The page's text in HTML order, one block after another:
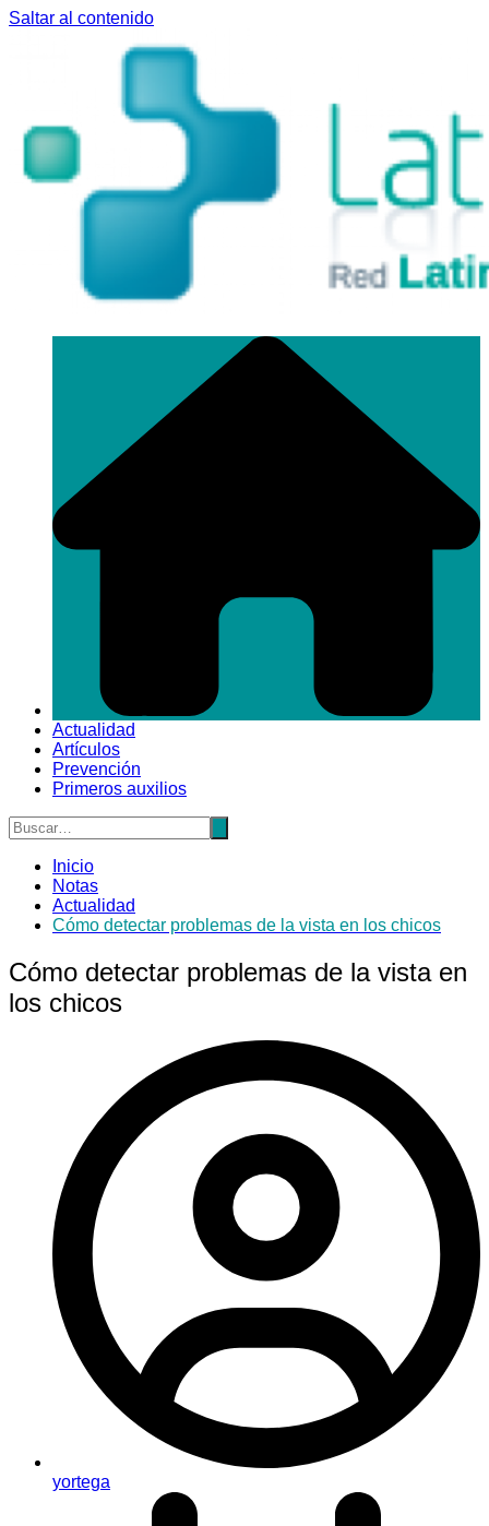
Saltar al contenido
Actualidad
Artículos
Prevención
Primeros auxilios
Inicio
Notas
Actualidad
Cómo detectar problemas de la vista en los chicos
Cómo detectar problemas de la vista en
los chicos
yortega